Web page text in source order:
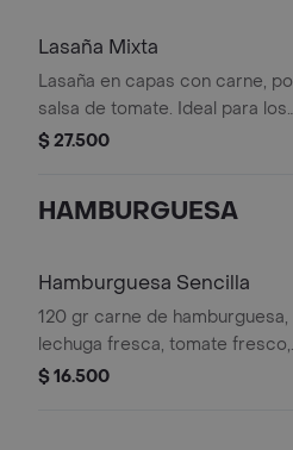
Lasaña Mixta
Lasaña en capas con carne,
salsa de tomate. Ideal para los
amantes de la pasta.
$ 27.500
HAMBURGUESA
Hamburguesa Sencilla
120 gr carne de hamburguesa,
lechuga fresca, tomate fresco,
pepinillo, cebolla caramelizada,
$ 16.500